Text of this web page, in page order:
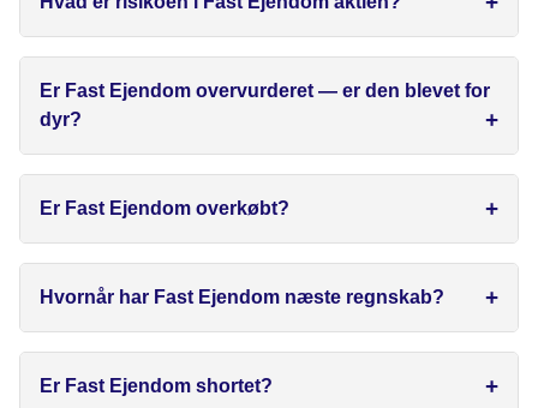
Er Fast Ejendom overvurderet — er den blevet for
dyr?
Er Fast Ejendom overkøbt?
Hvornår har Fast Ejendom næste regnskab?
Er Fast Ejendom shortet?